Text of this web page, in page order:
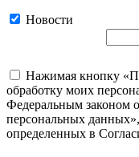
Новости
Нажимая кнопку
обработку моих
Федеральным законом
персональных
определенных в